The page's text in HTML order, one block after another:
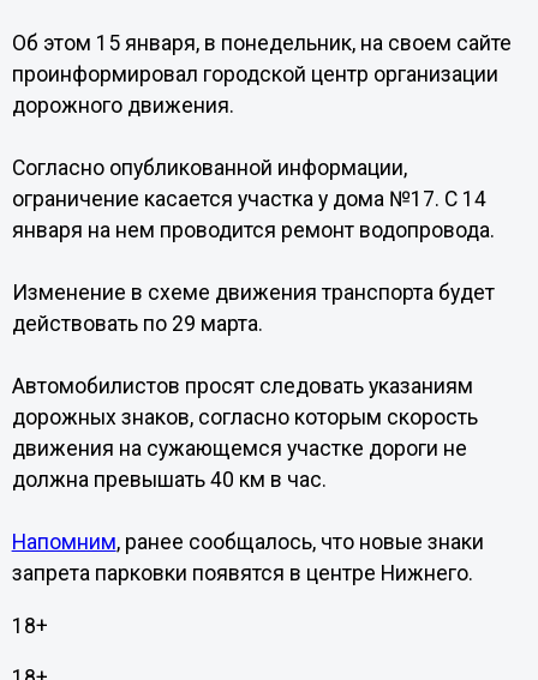
Об этом 15 января, в понедельник, на своем сайте
проинформировал городской центр организации
дорожного движения.
Согласно опубликованной информации,
ограничение касается участка у дома №17. С 14
января на нем проводится ремонт водопровода.
Изменение в схеме движения транспорта будет
действовать по 29 марта.
Автомобилистов просят следовать указаниям
дорожных знаков, согласно которым скорость
движения на сужающемся участке дороги не
должна превышать 40 км в час.
Напомним, ранее сообщалось, что новые знаки
запрета парковки появятся в центре Нижнего.
18+